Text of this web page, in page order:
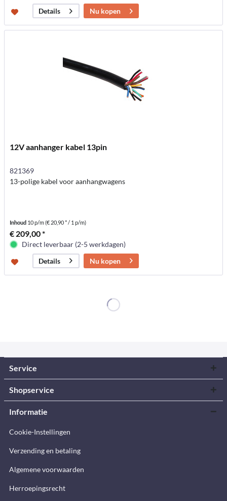
Details
Nu kopen
12V aanhanger kabel 13pin
821369
13-polige kabel voor aanhangwagens
Inhoud 10 p/m(€ 20,90 * / 1 p/m)
€ 209,00 *
Direct leverbaar (2-5 werkdagen)
Details
Nu kopen
Service
Shopservice
Informatie
Cookie-Instellingen
Verzending en betaling
Algemene voorwaarden
Herroepingsrecht